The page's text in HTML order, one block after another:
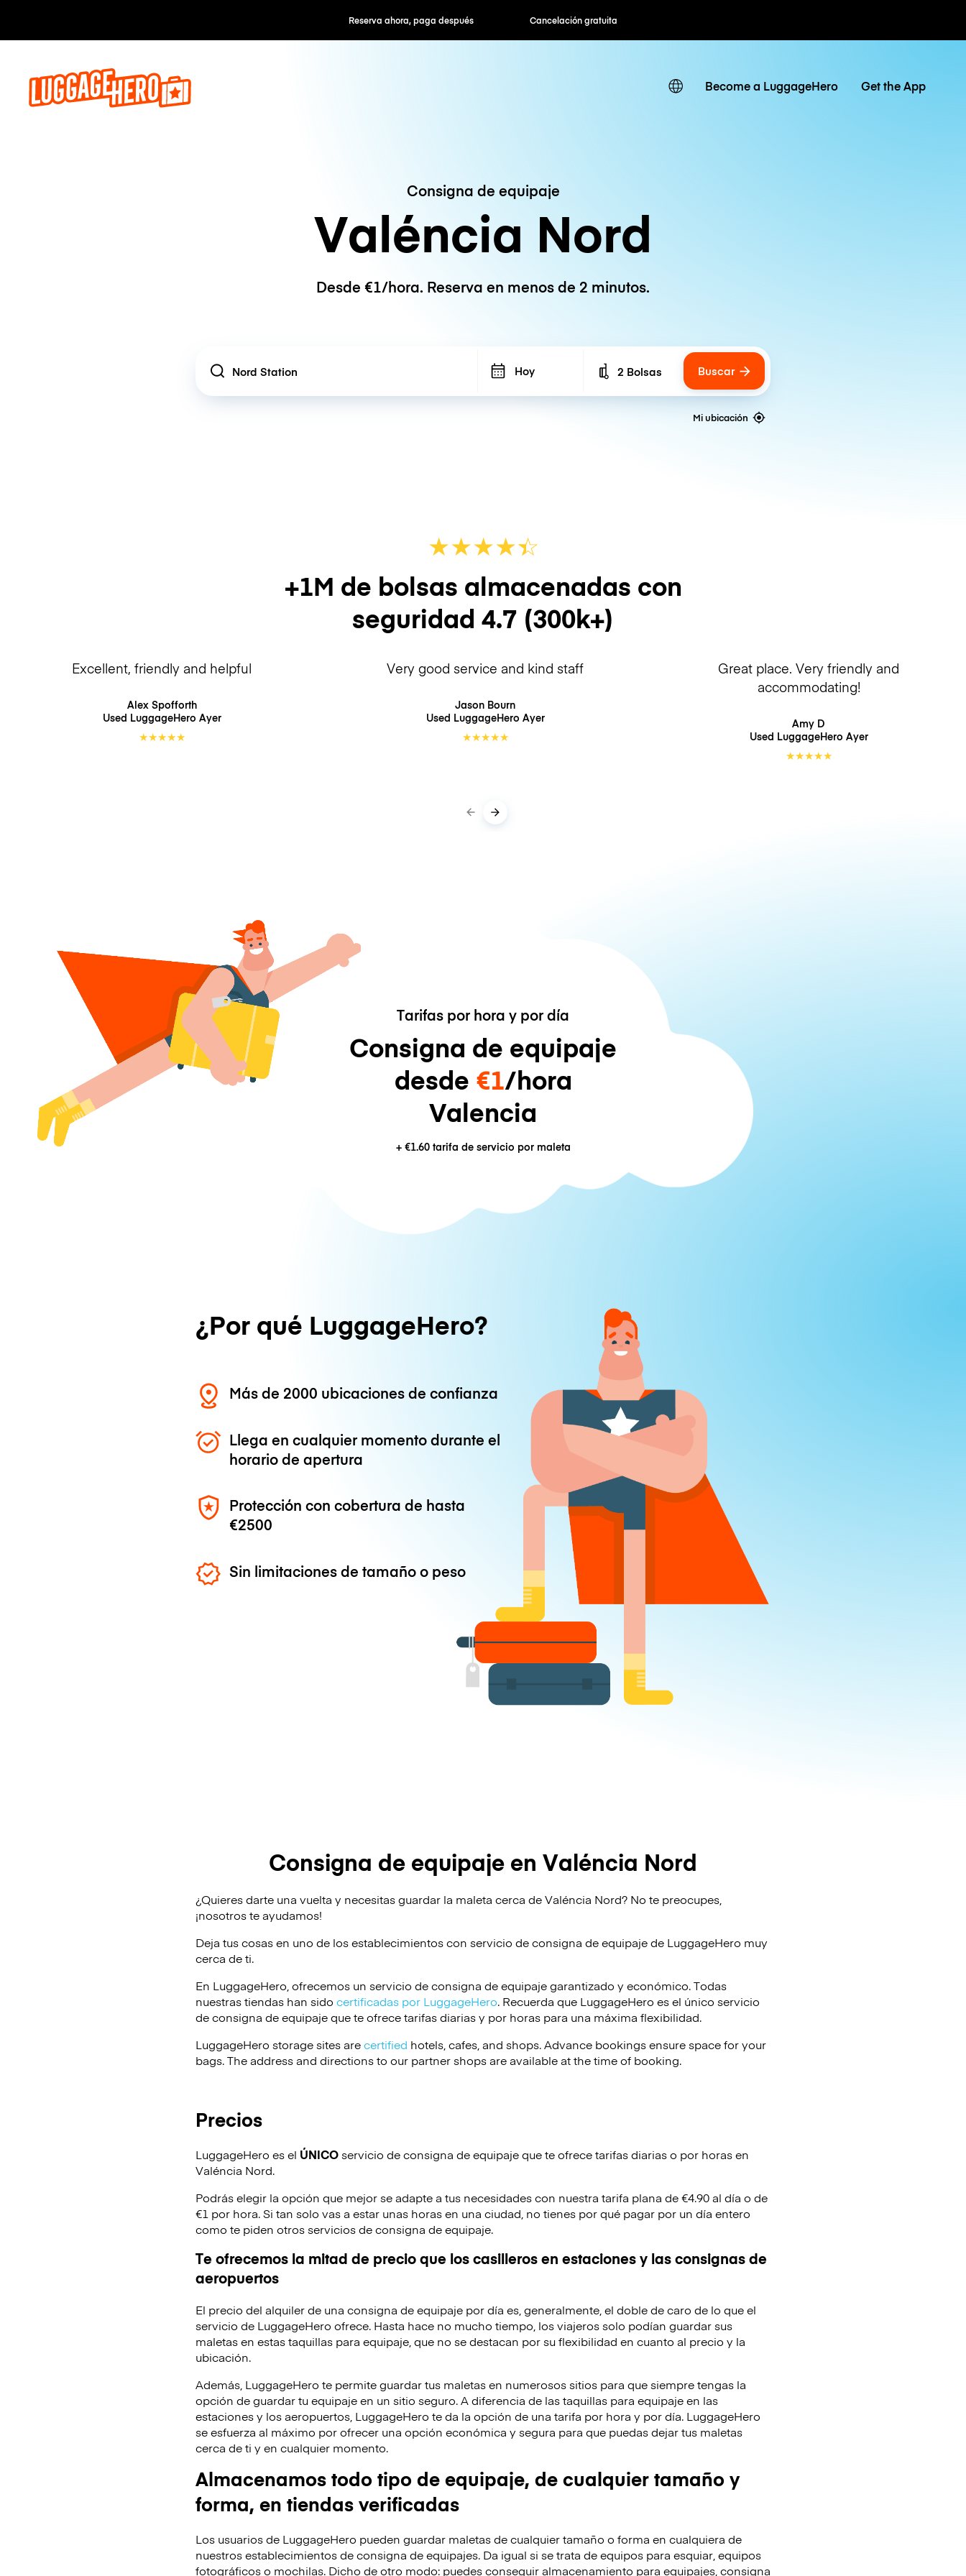
Reserva ahora, paga después Cancelación gratuita Tarifas por hora / día
Become a LuggageHero Get the App
Consigna de equipaje
Valéncia Nord
Desde €1/hora. Reserva en menos de 2 minutos.
Location Hoy Number of bags
2 Bolsas Buscar
Mi ubicación
★★★★☆
★
+1M de bolsas almacenadas con
seguridad 4.7 (300k+)
Excellent, friendly and helpful
Alex Spofforth
Used LuggageHero Ayer
★★★★★
Very good service and kind staff
Jason Bourn
Used LuggageHero Ayer
★★★★★
Great place. Very friendly and
accommodating!
Amy D
Used LuggageHero Ayer
★★★★★
Tarifas por hora y por día
Consigna de equipaje
desde €1/hora
Valencia
+ €1.60tarifa de servicio por maleta
¿Por qué LuggageHero?
Más de 2000 ubicaciones de confianza
Llega en cualquier momento durante el
horario de apertura
Protección con cobertura de hasta
€2500
Sin limitaciones de tamaño o peso
Consigna de equipaje en Valéncia Nord
¿Quieres darte una vuelta y necesitas guardar la maleta cerca de Valéncia Nord? No te preocupes,
¡nosotros te ayudamos!
Deja tus cosas en uno de los establecimientos con servicio de consigna de equipaje de LuggageHero muy
cerca de ti.
En LuggageHero, ofrecemos un servicio de consigna de equipaje garantizado y económico. Todas
nuestras tiendas han sido certificadas por LuggageHero. Recuerda que LuggageHero es el único servicio
de consigna de equipaje que te ofrece tarifas diarias y por horas para una máxima flexibilidad.
LuggageHero storage sites arecertified hotels, cafes, and shops. Advance bookings ensure space for your
bags. The address and directions to our partner shops are available at the time of booking.
Precios
LuggageHero es el ÚNICOservicio de consigna de equipaje que te ofrece tarifas diarias o por horas en
Valéncia Nord.
Podrás elegir la opción que mejor se adapte a tus necesidades con nuestra tarifa plana de €4.90 al día o de
€1 por hora. Si tan solo vas a estar unas horas en una ciudad, no tienes por qué pagar por un día entero
como te piden otros servicios de consigna de equipaje.
Te ofrecemos la mitad de precio que los casilleros en estaciones y las consignas de
aeropuertos
El precio del alquiler de una consigna de equipaje por día es, generalmente, el doble de caro de lo que el
servicio de LuggageHero ofrece. Hasta hace no mucho tiempo, los viajeros solo podían guardar sus
maletas en estas taquillas para equipaje, que no se destacan por su flexibilidad en cuanto al precio y la
ubicación.
Además, LuggageHero te permite guardar tus maletas en numerosos sitios para que siempre tengas la
opción de guardar tu equipaje en un sitio seguro. A diferencia de las taquillas para equipaje en las
estaciones y los aeropuertos, LuggageHero te da la opción de una tarifa por hora y por día. LuggageHero
se esfuerza al máximo por ofrecer una opción económica y segura para que puedas dejar tus maletas
cerca de ti y en cualquier momento.
Almacenamos todo tipo de equipaje, de cualquier tamaño y
forma, en tiendas verificadas
Los usuarios de LuggageHero pueden guardar maletas de cualquier tamaño o forma en cualquiera de
nuestros establecimientos de consigna de equipajes. Da igual si se trata de equipos para esquiar, equipos
fotográficos o mochilas. Dicho de otro modo: puedes conseguir almacenamiento para equipajes, consigna